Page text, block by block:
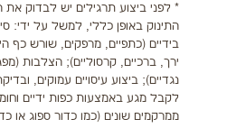
* לפני ביצוע תרגילים יש לבדוק את
התינוק באופן כללי, למשל על ידי:
בידיים (כתפיים, מרפקים, שורש כף
ירך, ברכיים, קרסוליים); הצלבות
נגדיים); ביצוע עיסויים עמוקים,
לקבל מגע באמצעות כפות ידיים
ממרקמים שונים (כמו כדור ספוג או